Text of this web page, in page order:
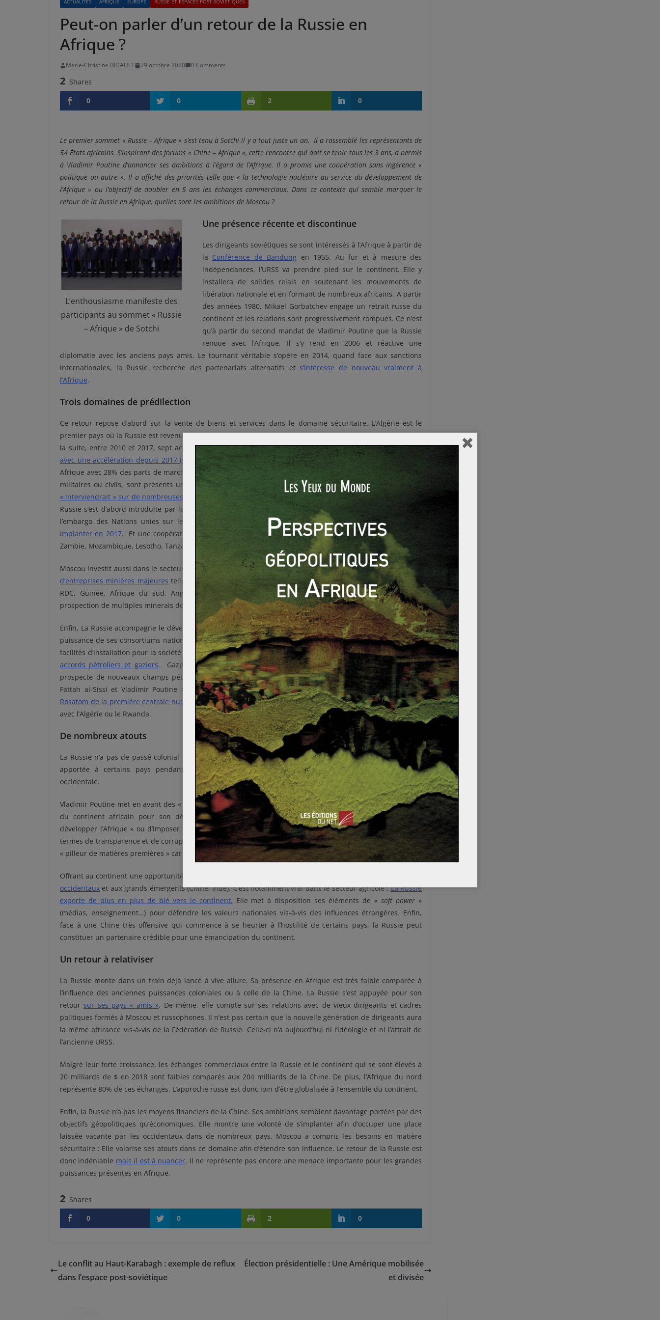
ACTUALITÉS AFRIQUE EUROPE RUSSIE ET ESPACES POST-SOVIÉTIQUES
Peut-on parler d’un retour de la Russie en
Afrique ?
Marie-Christine BIDAULT 29 octobre 2020 0 Comments
2 Shares
0
0 2 0
Le premier sommet « Russie – Afrique » s’est tenu à Sotchi il y a tout juste un an. Il a rassemblé les représentants de
54 États africains. S’inspirant des forums « Chine – Afrique », cette rencontre qui doit se tenir tous les 3 ans, a permis
à Vladimir Poutine d’annoncer ses ambitions à l’égard de l’Afrique. Il a promis une coopération sans ingérence «
politique ou autre ». Il a affiché des priorités telle que « la technologie nucléaire au service du développement de
l’Afrique » ou l’objectif de doubler en 5 ans les échanges commerciaux. Dans ce contexte qui semble marquer le
retour de la Russie en Afrique, quelles sont les ambitions de Moscou ?
L’enthousiasme manifeste des
participants au sommet « Russie
– Afrique » de Sotchi
Une présence récente et discontinue
Les dirigeants soviétiques se sont intéressés à l’Afrique à partir de
la Conférence de Bandung en 1955. Au fur et à mesure des
indépendances, l’URSS va prendre pied sur le continent. Elle y
installera de solides relais en soutenant les mouvements de
libération nationale et en formant de nombreux africains. A partir
des années 1980, Mikael Gorbatchev engage un retrait russe du
continent et les relations sont progressivement rompues. Ce n’est
qu’à partir du second mandat de Vladimir Poutine que la Russie
renoue avec l’Afrique. Il s’y rend en 2006 et réactive une
diplomatie avec les anciens pays amis. Le tournant véritable s’opère en 2014, quand face aux sanctions
internationales, la Russie recherche des partenariats alternatifs et s’intéresse de nouveau vraiment à
l’Afrique.
Trois domaines de prédilection
Ce retour repose d’abord sur la vente de biens et services dans le domaine sécuritaire. L’Algérie est le
premier pays où la Russie est revenue en 2006 en effaçant la dette en échange d’un contrat d’armement. Par
la suite, entre 2010 et 2017, sept accords de coopération sécuritaire seront signés avec des pays africains,
avec une accélération depuis 2017 (vingt nouveaux)
. La Russie est ainsi le premier exportateur d’armes en
Afrique avec 28% des parts de marché (49% au Maghreb) sur la période 2014 – 2018. Les formateurs russes,
militaires ou civils, sont présents un peu partout. La célèbre compagnie de mercenaires « SMP Wagner »
« interviendrait » sur de nombreuses zones de tensions
(Libye, RDC, Soudan…). En Afrique subsaharienne, la
Russie s’est d’abord introduite par le Soudan en signant des accords de sécurité. Elle a obtenu la levée de
l’embargo des Nations unies sur les livraisons d’armes à la République centrafricaine et a ainsi pu
implanter en 2017. Et une coopération militaire existe avec de plus en plus d’États : Botswana, Zimbabwe,
Zambie, Mozambique, Lesotho, Tanzanie, Rwanda…
Moscou investit aussi dans le secteur de l’extraction minière. La stratégie russe est soutenue parla présence
d’entreprises minières majeures telles que Alrosa, Rusal, Norilsk Nickel ou Nordgold qui sont présentes en
RDC, Guinée, Afrique du sud, Angola, Soudan ou encore à Madagascar. Elles y investissent dans la
prospection de multiples minerais dont les terres rares.
Enfin, La Russie accompagne le développement du secteur énergétique africain. Elle s’appuie là aussi sur la
puissance de ses consortiums nationaux. En 2008, Vladimir Poutine a annulé la dette de la Libye contre des
facilités d’installation pour la société Gazprom. En 2012 et 2015, Le Caire et Moscou ont conclu de nombreux
accords pétroliers et gaziers. Gazprom est présent dans le Sahara, Rosneft en Afrique du nord, Lukoil
prospecte de nouveaux champs pétroliers au Nigeria, Cameroun et au Ghana. En décembre 2017, Abdel
Fattah al-Sissi et Vladimir Poutine ont signé un nouvel accord de coopération pourla construction par
Rosatom de la première centrale nucléaire égyptienne . Des coopérations sur le plan nucléaire existent aussi
avec l’Algérie ou le Rwanda.
De nombreux atouts
La Russie n’a pas de passé colonial en Afrique. Elle dispose d’une image plutôt positive en raison de l’aide
apportée à certains pays pendant les guerres d’indépendance puis pour s’émanciper de la tutelle
occidentale.
Vladimir Poutine met en avant des « relations d’égal à égal ». Il argumente sur le fait que son pays a besoin
du continent africain pour son développement économique. Celui-ci n’affiche pas la prétention de «
développer l’Afrique » ou d’imposer des règles de « bonne gouvernance » : Moscou est peu regardante en
termes de transparence et de corruption. Enfin, la Russie est moins considérée que d’autres comme un pays
« pilleur de matières premières » car elle en possède beaucoup.
Offrant au continent une opportunité de diversifier ses partenaires, la Russie
occidentaux et aux grands émergents (Chine, Inde). C’est notamment vrai dans le secteur agricole :La Russie
exporte de plus en plus de blé vers le continent. Elle met à disposition ses éléments de «soft power »
(médias, enseignement…) pour défendre les valeurs nationales vis-à-vis des influences étrangères. Enfin,
face à une Chine très offensive qui commence à se heurter à l’hostilité de certains pays, la Russie peut
constituer un partenaire crédible pour une émancipation du continent.
Un retour à relativiser
La Russie monte dans un train déjà lancé à vive allure. Sa présence en Afrique est très faible comparée à
l’influence des anciennes puissances coloniales ou à celle de la Chine. La Russie s’est appuyée pour son
retour sur ses pays « amis ». De même, elle compte sur ses relations avec de vieux dirigeants et cadres
politiques formés à Moscou et russophones. Il n’est pas certain que la nouvelle génération de dirigeants aura
la même attirance vis-à-vis de la Fédération de Russie. Celle-ci n’a aujourd’hui ni l’idéologie et ni l’attrait de
l’ancienne URSS.
Malgré leur forte croissance, les échanges commerciaux entre la Russie et le continent qui se sont élevés à
20 milliards de $ en 2018 sont faibles comparés aux 204 milliards de la Chine. De plus, l’Afrique du nord
représente 80% de ces échanges. L’approche russe est donc loin d’être globalisée à l’ensemble du continent.
Enfin, la Russie n’a pas les moyens financiers de la Chine. Ses ambitions semblent davantage portées par des
objectifs géopolitiques qu’économiques. Elle montre une volonté de s’implanter afin d’occuper une place
laissée vacante par les occidentaux dans de nombreux pays. Moscou a compris les besoins en matière
sécuritaire : Elle valorise ses atouts dans ce domaine afin d’étendre son influence. Le retour de la Russie est
donc indéniable mais il est à nuancer. Il ne représente pas encore une menace importante pour les grandes
puissances présentes en Afrique.
2 Shares
0
0 2 0
Le conflit au Haut-Karabagh : exemple de reflux
dans l’espace post-soviétique
Élection présidentielle : Une Amérique mobilisée
et divisée